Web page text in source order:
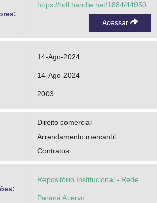
https://hdl.handle.net/1884/44950
Acessar
14-Ago-2024
14-Ago-2024
2003
Direito comercial
Arrendamento mercantil
Contratos
Repositório Institucional - Rede
Paraná Acervo